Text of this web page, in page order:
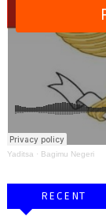
Yaditsa · Bagimu Negeri
RECENT